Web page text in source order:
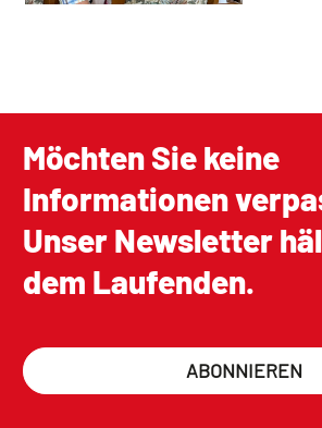
Möchten Sie keine
Informationen
Unser Newsletter
dem Laufenden.
ABONNIEREN